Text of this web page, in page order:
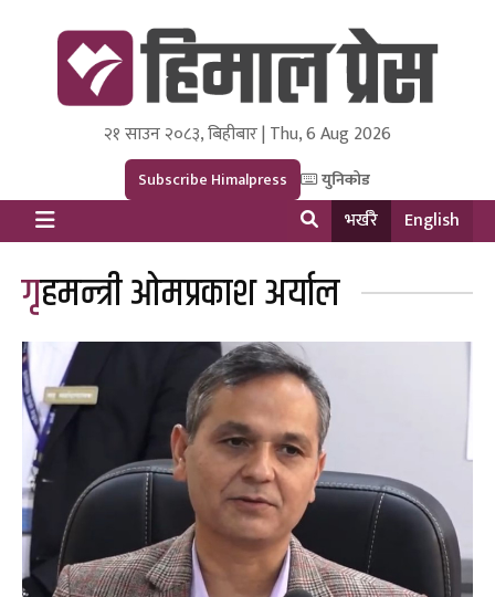
Himal Press
Dot NewsyNepal Media and Research Pvt Ltd.
२१ साउन २०८३, बिहीबार | Thu, 6 Aug 2026
Subscribe Himalpress युनिकोड
भर्खरै English
गृहमन्त्री ओमप्रकाश अर्याल